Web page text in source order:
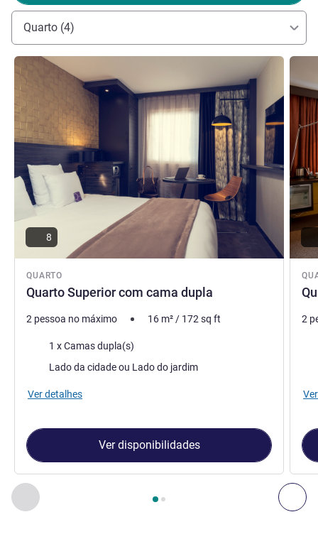
Jean-Philippe BIERRE, Gestão hoteleira
Quarto (4)
Anterior - Quarto
Página , Quarto 1 : Quarto Superior com cama dupla
QUARTO
Quarto Superior com cama dupla
Ver detalhes
8
2 pessoa no máximo 16 m²/ 172sq ft
Cama1 x Camas dupla(s)
Vistas:
Lado da cidade ou Lado do jardim
Ver detalhes
Ver disponibilidades
Ver
2